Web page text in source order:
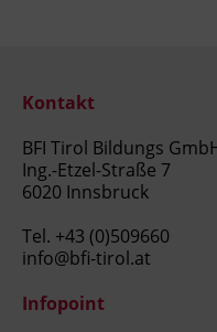
Der Lehrgang ist
Seminare finden
Wochen jeweils
ganztags statt. In
Für den Lehrgang
update vom Land
(Bitte beachten
Kontakt
BFI Tirol Bildungs
Ing.-Etzel-Straße 7
6020 Innsbruck
Tel. +43 (0)509660
info@bfi-tirol.at
Infopoint